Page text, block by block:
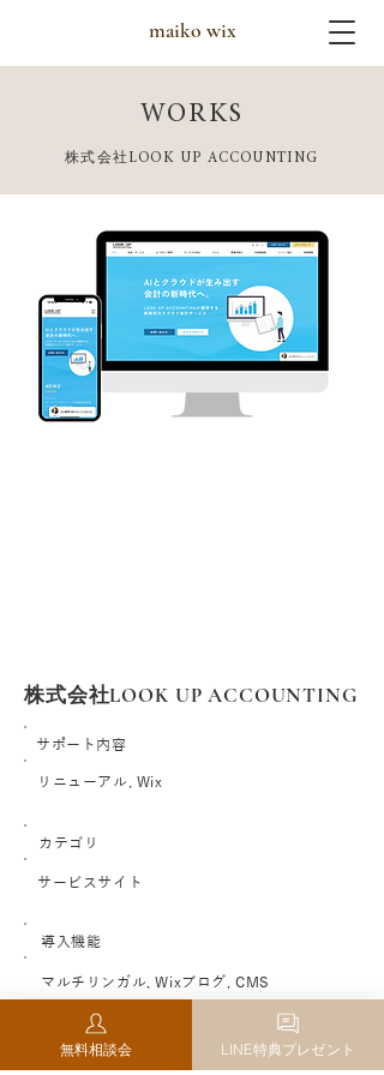
maiko wix
WORKS
株式会社LOOK UP ACCOUNTING
株式会社LOOK UP ACCOUNTING
サポート内容
リニューアル, Wix
カテゴリ
サービスサイト
導入機能
マルチリンガル, Wixブログ, CMS
サイトURL
無料相談会 LINE特典プレゼント